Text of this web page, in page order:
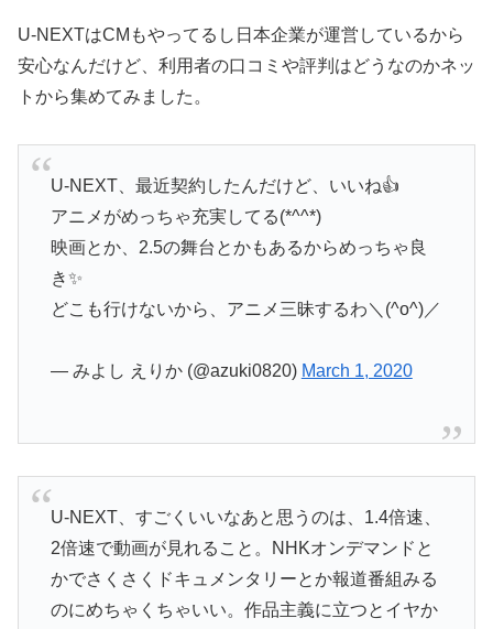
U-NEXTはCMもやってるし日本企業が運営しているから
安心なんだけど、利用者の口コミや評判はどうなのかネッ
トから集めてみました。
U-NEXT、最近契約したんだけど、いいね👍
アニメがめっちゃ充実してる(*^^*)
映画とか、2.5の舞台とかもあるからめっちゃ良
き✨
どこも行けないから、アニメ三昧するわ＼(^o^)／
— みよし えりか (@azuki0820) March 1, 2020
U-NEXT、すごくいいなあと思うのは、1.4倍速、
2倍速で動画が見れること。NHKオンデマンドと
かでさくさくドキュメンタリーとか報道番組みる
のにめちゃくちゃいい。作品主義に立つとイヤか